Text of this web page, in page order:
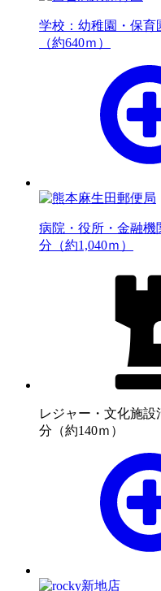
学校：幼稚園・保育
（約640ｍ）
病院・役所・金融機
分（約1,040ｍ）
レジャー・文化施設
分（約140ｍ）